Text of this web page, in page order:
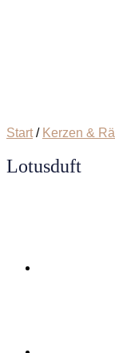
Start / Kerzen &
Lotusduft